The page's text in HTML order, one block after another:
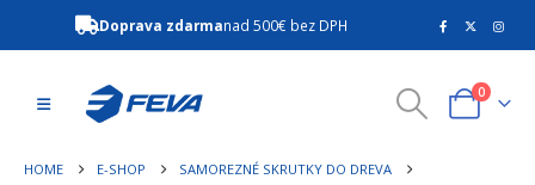
Doprava zdarmanad 500€ bez DPH
0
HOME E-SHOP
SAMOREZNÉ SKRUTKY DO DREVA